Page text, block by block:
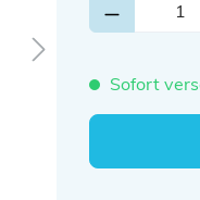
Sofort